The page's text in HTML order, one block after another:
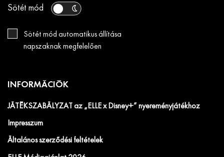
Sötét mód
Sötét mód automatikus állítása
napszaknak megfelelően
INFORMÁCIÓK
JÁTÉKSZABÁLYZAT az „ELLE x Disney+” nyereményjátékhoz
Impresszum
Általános szerződési feltételek